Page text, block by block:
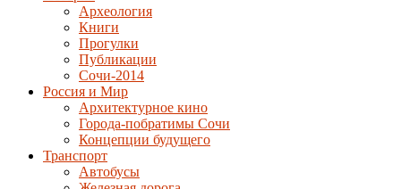
Археология
Книги
Прогулки
Публикации
Сочи-2014
Россия и Мир
Архитектурное кино
Города-побратимы Сочи
Концепции будущего
Транспорт
Автобусы